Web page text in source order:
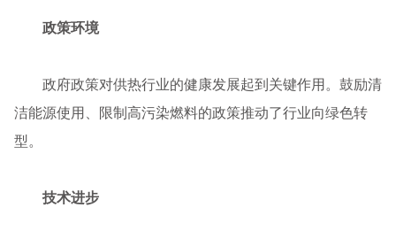
政策环境
政府政策对供热行业的健康发展起到关键作用。鼓励清
洁能源使用、限制高污染燃料的政策推动了行业向绿色转
型。
技术进步